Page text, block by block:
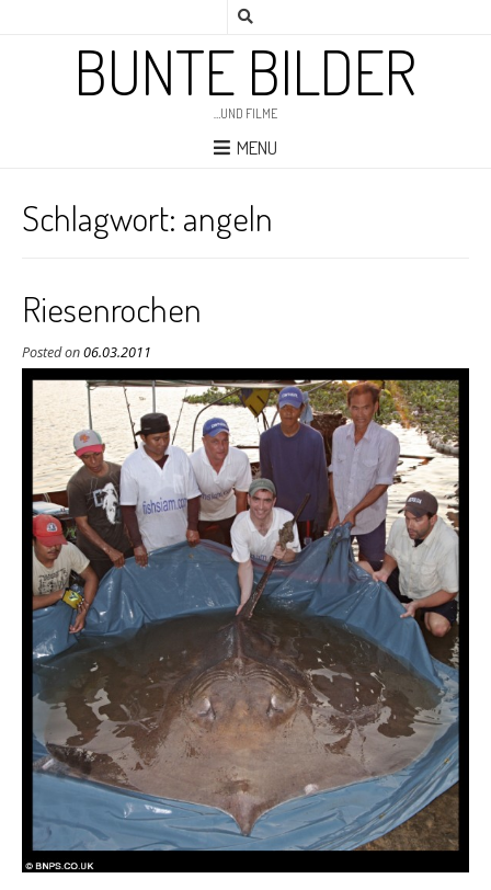
BUNTE BILDER
…UND FILME
MENU
Schlagwort: angeln
Riesenrochen
Posted on06.03.2011